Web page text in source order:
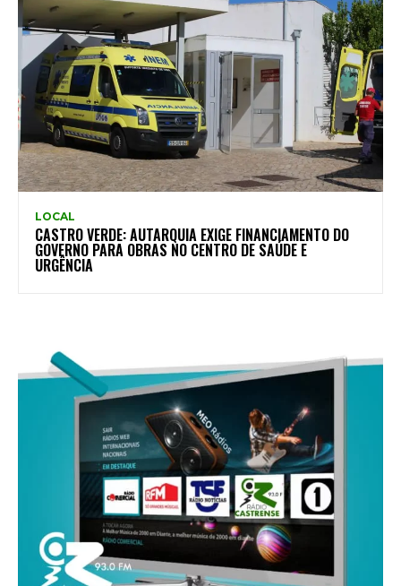
LOCAL
CASTRO VERDE: AUTARQUIA EXIGE FINANCIAMENTO DO
GOVERNO PARA OBRAS NO CENTRO DE SAÚDE E
URGÊNCIA